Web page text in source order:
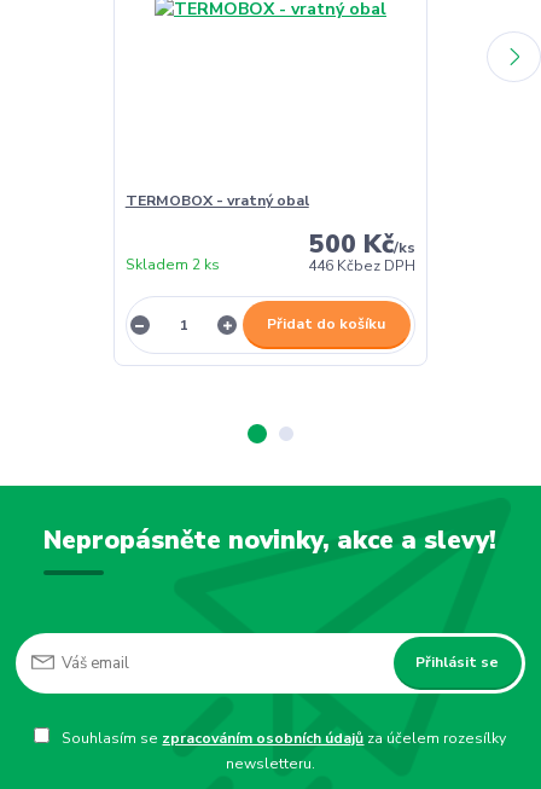
TERMOBOX - vratný obal
500 Kč/ks
446 Kčbez DPH
Skladem 2 ks
Přidat do košíku
Nepropásněte novinky, akce a slevy!
Přihlásit se
Souhlasím se zpracováním osobních údajů za účelem rozesílky
newsletteru.